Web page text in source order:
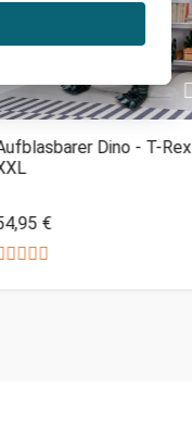
Dino - T-Rex
€